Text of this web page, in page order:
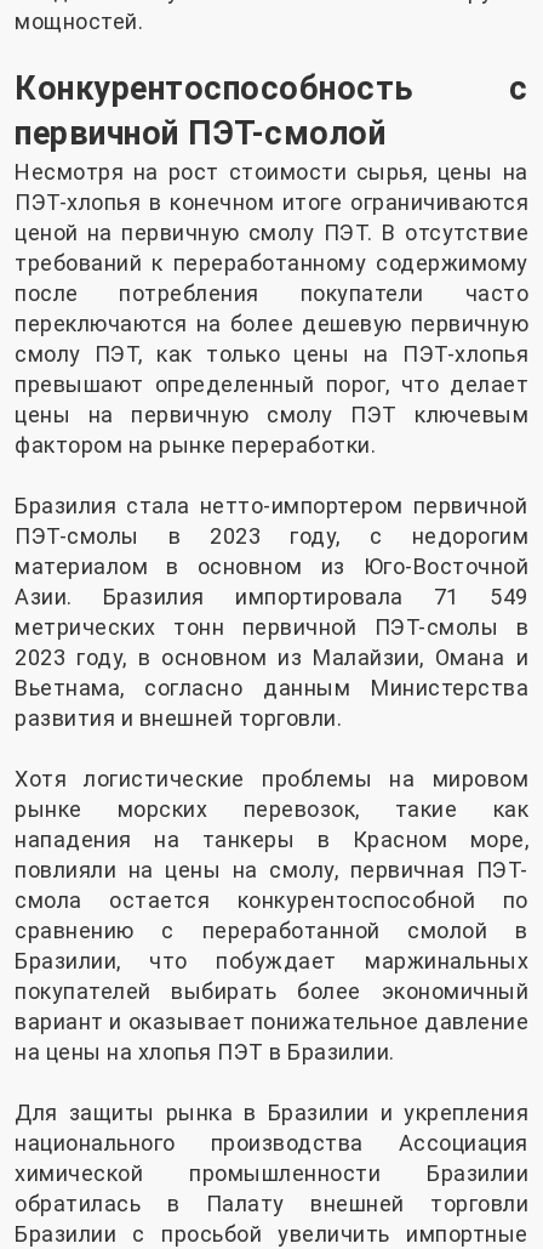
мощностей.
Конкурентоспособность с
первичной ПЭТ-смолой
Несмотря на рост стоимости сырья, цены на
ПЭТ-хлопья в конечном итоге ограничиваются
ценой на первичную смолу ПЭТ. В отсутствие
требований к переработанному содержимому
после потребления покупатели часто
переключаются на более дешевую первичную
смолу ПЭТ, как только цены на ПЭТ-хлопья
превышают определенный порог, что делает
цены на первичную смолу ПЭТ ключевым
фактором на рынке переработки.
Бразилия стала нетто-импортером первичной
ПЭТ-смолы в 2023 году, с недорогим
материалом в основном из Юго-Восточной
Азии. Бразилия импортировала 71 549
метрических тонн первичной ПЭТ-смолы в
2023 году, в основном из Малайзии, Омана и
Вьетнама, согласно данным Министерства
развития и внешней торговли.
Хотя логистические проблемы на мировом
рынке морских перевозок, такие как
нападения на танкеры в Красном море,
повлияли на цены на смолу, первичная ПЭТ-
смола остается конкурентоспособной по
сравнению с переработанной смолой в
Бразилии, что побуждает маржинальных
покупателей выбирать более экономичный
вариант и оказывает понижательное давление
на цены на хлопья ПЭТ в Бразилии.
Для защиты рынка в Бразилии и укрепления
национального производства Ассоциация
химической промышленности Бразилии
обратилась в Палату внешней торговли
Бразилии с просьбой увеличить импортные